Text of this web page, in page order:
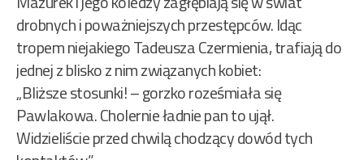
drobnych i poważniejszych przestępców. Idąc
tropem niejakiego Tadeusza Czermienia, trafiają do
jednej z blisko z nim związanych kobiet:
„Bliższe stosunki! – gorzko roześmiała się
Pawlakowa. Cholernie ładnie pan to ujął.
Widzieliście przed chwilą chodzący dowód tych